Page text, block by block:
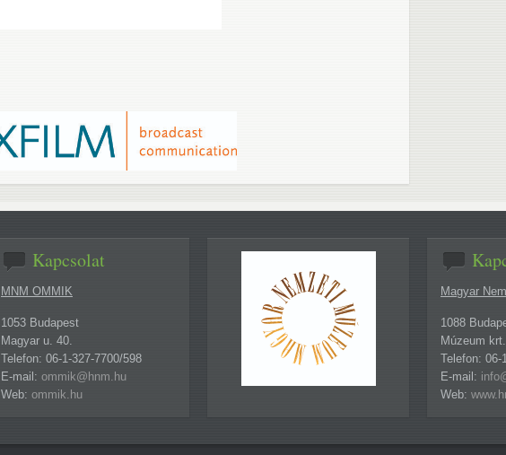
Kapcsolat
MNM OMMIK
1053 Budapest
Magyar u. 40.
Telefon: 06-1-327-7700/598
E-mail: ommik@hnm.hu
Web: ommik.hu
Magyar
1088
Múzeum
Telefon: 06-
E-mail:
Web: